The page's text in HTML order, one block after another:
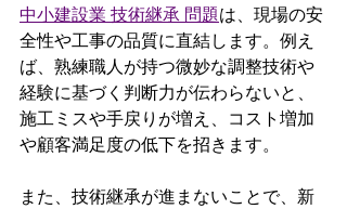
中小建設業 技術継承 問題は、現場の安
全性や工事の品質に直結します。例え
ば、熟練職人が持つ微妙な調整技術や
経験に基づく判断力が伝わらないと、
施工ミスや手戻りが増え、コスト増加
や顧客満足度の低下を招きます。
また、技術継承が進まないことで、新